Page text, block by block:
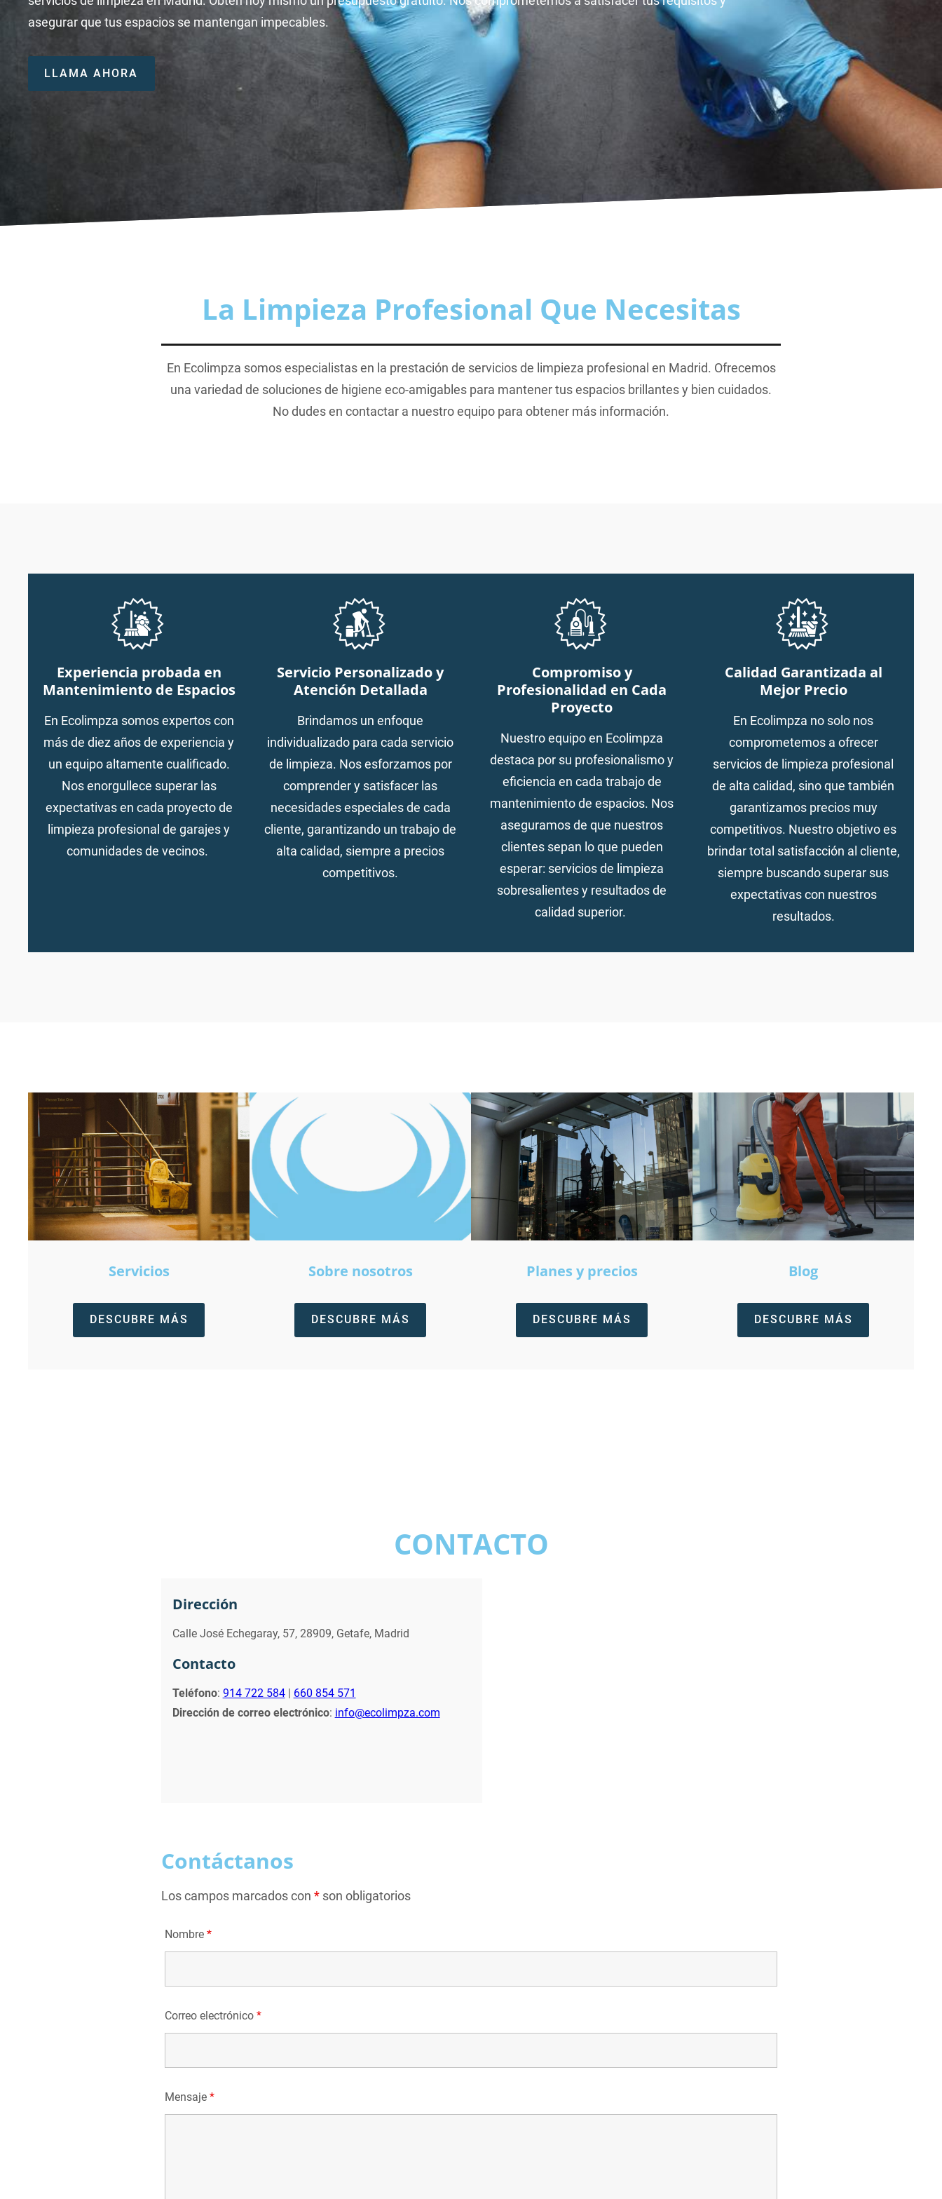
asegurar que tus espacios se mantengan impecables.
LLAMA AHORA
La Limpieza Profesional Que Necesitas
En Ecolimpza somos especialistas en la prestación de servicios de limpieza profesional en Madrid. Ofrecemos
una variedad de soluciones de higiene eco-amigables para mantener tus espacios brillantes y bien cuidados.
No dudes en contactar a nuestro equipo para obtener más información.
Experiencia probada en
Mantenimiento de Espacios
En Ecolimpza somos expertos con
más de diez años de experiencia y
un equipo altamente cualificado.
Nos enorgullece superar las
expectativas en cada proyecto de
limpieza profesional de garajes y
comunidades de vecinos.
Servicio Personalizado y
Atención Detallada
Brindamos un enfoque
individualizado para cada servicio
de limpieza. Nos esforzamos por
comprender y satisfacer las
necesidades especiales de cada
cliente, garantizando un trabajo de
alta calidad, siempre a precios
competitivos.
Compromiso y
Profesionalidad en Cada
Proyecto
Nuestro equipo en Ecolimpza
destaca por su profesionalismo y
eficiencia en cada trabajo de
mantenimiento de espacios. Nos
aseguramos de que nuestros
clientes sepan lo que pueden
esperar: servicios de limpieza
sobresalientes y resultados de
calidad superior.
Calidad Garantizada al
Mejor Precio
En Ecolimpza no solo nos
comprometemos a ofrecer
servicios de limpieza profesional
de alta calidad, sino que también
garantizamos precios muy
competitivos. Nuestro objetivo es
brindar total satisfacción al cliente,
siempre buscando superar sus
expectativas con nuestros
resultados.
Servicios
DESCUBRE MÁS
Sobre nosotros
DESCUBRE MÁS
Planes y precios
DESCUBRE MÁS
Blog
DESCUBRE MÁS
CONTACTO
Dirección
Calle José Echegaray, 57, 28909, Getafe, Madrid
Contacto
Teléfono: 914 722 584| 660 854 571
Dirección de correo electrónico: info@ecolimpza.com
Contáctanos
Los campos marcados con *son obligatorios
Nombre *
Correo electrónico *
Mensaje *